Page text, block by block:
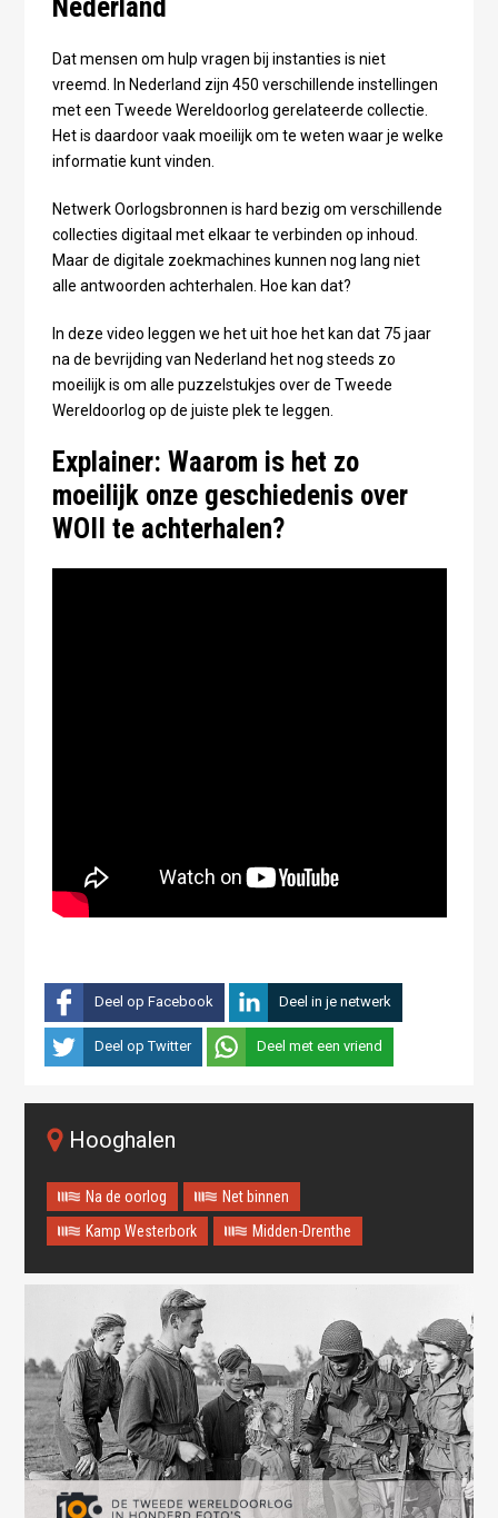
Nederland
Dat mensen om hulp vragen bij instanties is niet
vreemd. In Nederland zijn 450 verschillende instellingen
met een Tweede Wereldoorlog gerelateerde collectie.
Het is daardoor vaak moeilijk om te weten waar je welke
informatie kunt vinden.
Netwerk Oorlogsbronnen is hard bezig om verschillende
collecties digitaal met elkaar te verbinden op inhoud.
Maar de digitale zoekmachines kunnen nog lang niet
alle antwoorden achterhalen. Hoe kan dat?
In deze video leggen we het uit hoe het kan dat 75 jaar
na de bevrijding van Nederland het nog steeds zo
moeilijk is om alle puzzelstukjes over de Tweede
Wereldoorlog op de juiste plek te leggen.
Explainer: Waarom is het zo
moeilijk onze geschiedenis over
WOII te achterhalen?
Deel op Facebook Deel in je netwerk
Deel op Twitter Deel met een vriend
Hooghalen
Na de oorlog
Net binnen
Kamp Westerbork
Midden-Drenthe